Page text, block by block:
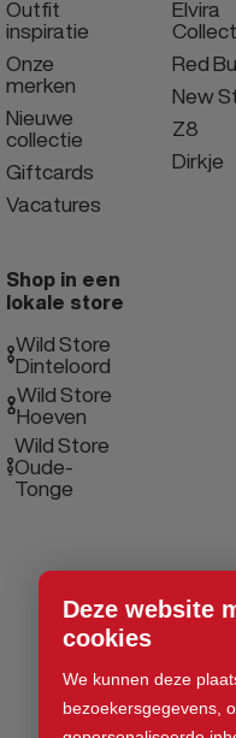
Deze website
cookies
We kunnen deze
bezoekersgegevens,
Outfit
inspiratie
Onze
merken
Nieuwe
collectie
Giftcards
Vacatures
Elvira
Red
New
Z8
Dirkje
Shop in een
lokale store
Wild Store
Dinteloord
Wild Store
Hoeven
Wild Store
Oude-
Tonge